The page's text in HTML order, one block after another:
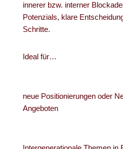
innerer bzw. interner
Potenzials, klare
Schritte.
Ideal für…
neue Positionierungen oder
Angeboten